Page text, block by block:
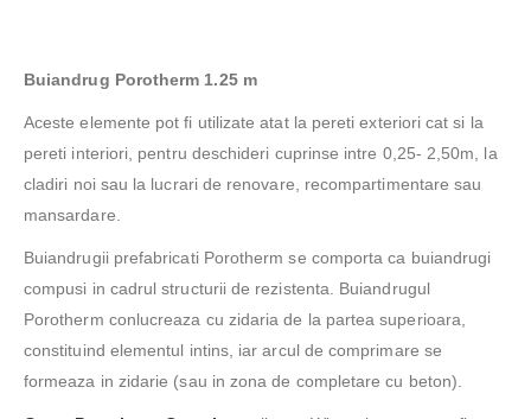
Buiandrug Porotherm 1.25 m
Aceste elemente pot fi utilizate atat la pereti exteriori cat si la
pereti interiori, pentru deschideri cuprinse intre 0,25- 2,50m, la
cladiri noi sau la lucrari de renovare, recompartimentare sau
mansardare.
Buiandrugii prefabricati Porotherm se comporta ca buiandrugi
compusi in cadrul structurii de rezistenta. Buiandrugul
Porotherm conlucreaza cu zidaria de la partea superioara,
constituind elementul intins, iar arcul de comprimare se
formeaza in zidarie (sau in zona de completare cu beton).